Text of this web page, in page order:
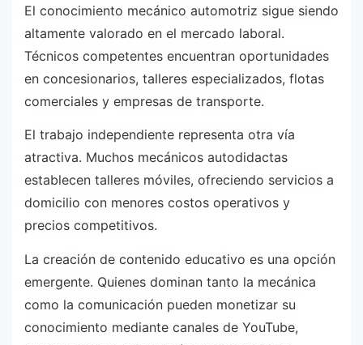
El conocimiento mecánico automotriz sigue siendo
altamente valorado en el mercado laboral.
Técnicos competentes encuentran oportunidades
en concesionarios, talleres especializados, flotas
comerciales y empresas de transporte.
El trabajo independiente representa otra vía
atractiva. Muchos mecánicos autodidactas
establecen talleres móviles, ofreciendo servicios a
domicilio con menores costos operativos y
precios competitivos.
La creación de contenido educativo es una opción
emergente. Quienes dominan tanto la mecánica
como la comunicación pueden monetizar su
conocimiento mediante canales de YouTube,